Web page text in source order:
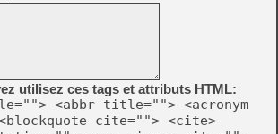
utilisez ces tags et attributs HTML:
<abbr title=""> <acronym
cite=""> <cite>